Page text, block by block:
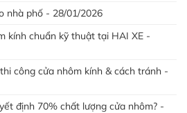
nhà phố - 28/01/2026
kính chuẩn kỹ thuật tại HAI XE -
công cửa nhôm kính & cách tránh -
định 70% chất lượng cửa nhôm? -